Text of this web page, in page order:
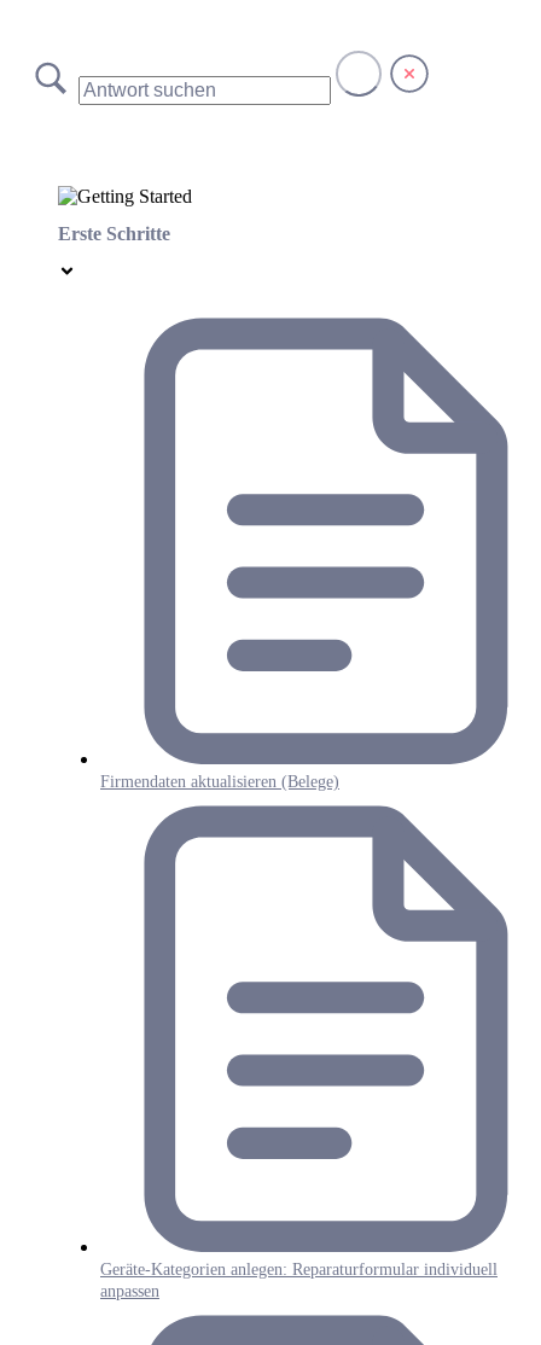
Erste Schritte
Firmendaten aktualisieren (Belege)
Geräte-Kategorien anlegen: Reparaturformular individuell
anpassen